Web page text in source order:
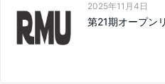
2025年11月4日
第21期オープン